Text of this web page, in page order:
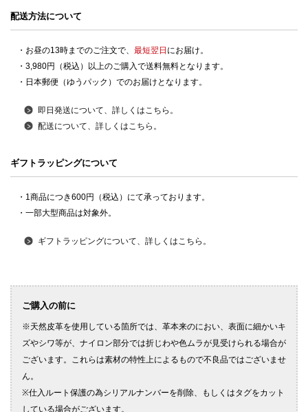
配送方法について
・お昼の13時までのご注文で、 最短翌日 にお届け。
・3,980円（税込）以上のご購入で送料無料となります。
・日本郵便（ゆうパック）でのお届けとなります。
即日発送について、詳しくはこちら。
配送について、詳しくはこちら。
ギフトラッピングについて
・1商品につき600円（税込）にて承っております。
・一部大型商品は対象外。
ギフトラッピングについて、詳しくはこちら。